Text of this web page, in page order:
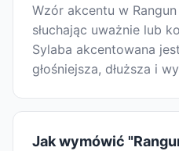
Wzór akcentu w
słuchając uważnie lub
Sylaba akcentowana
głośniejsza, dłuższa i
Jak wymówić